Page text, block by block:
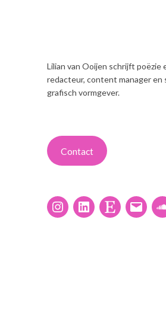
Lilian van Ooijen schrijft poëzie
redacteur, content manager en
grafisch vormgever.
Contact